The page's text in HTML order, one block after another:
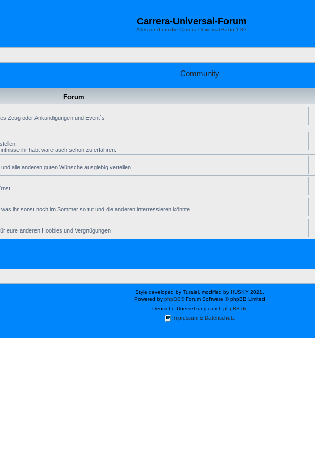
Carrera-Universal-Forum
Alles rund um die Carrera Universal Bahn 1:32
Community
Forum
Zeug oder Ankündigungen und Event´s.
ihr habt wäre auch schön zu erfahren.
alle anderen guten Wünsche ausgiebig verteilen.
ihr sonst noch im Sommer so tut und die anderen interressieren könnte
eure anderen Hoobies und Vergnügungen
Style developed by Turaiel, modified by HUSKY 2021,
Powered by phpBB® Forum Software © phpBB Limited
Deutsche Übersetzung durch phpBB.de
Impressum & Datenschutz